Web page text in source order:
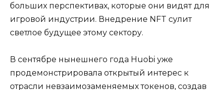
больших перспективах, которые они видят для
игровой индустрии. Внедрение NFT сулит
светлое будущее этому сектору.
В сентябре нынешнего года Huobi уже
продемонстрировала открытый интерес к
отрасли невзаимозаменяемых токенов, создав